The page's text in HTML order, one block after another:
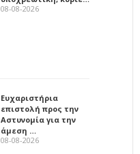
08-08-2026
Ευχαριστήρια
επιστολή προς την
Αστυνομία για την
άμεση …
08-08-2026